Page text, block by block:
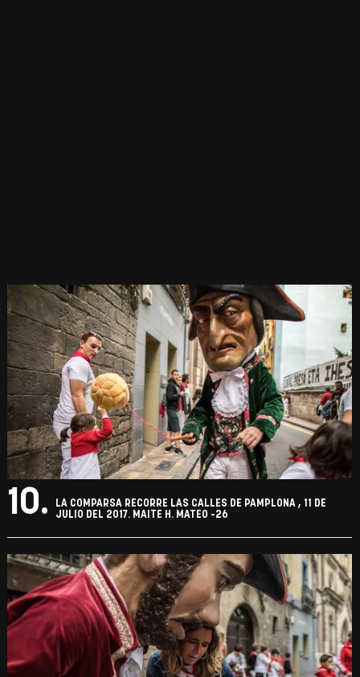
10.
LA COMPARSA RECORRE LAS CALLES DE PAMPLONA , 11 DE
JULIO DEL 2017. MAITE H. MATEO -26